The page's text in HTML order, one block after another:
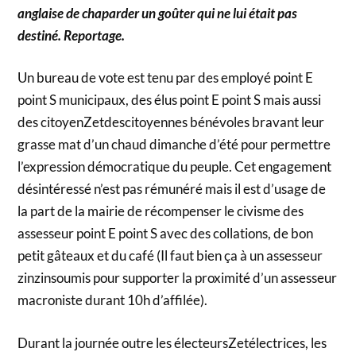
anglaise de chaparder un goûter qui ne lui était pas
destiné. Reportage.
Un bureau de vote est tenu par des employé point E
point S municipaux, des élus point E point S mais aussi
des citoyenZetdescitoyennes bénévoles bravant leur
grasse mat d’un chaud dimanche d’été pour permettre
l’expression démocratique du peuple. Cet engagement
désintéressé n’est pas rémunéré mais il est d’usage de
la part de la mairie de récompenser le civisme des
assesseur point E point S avec des collations, de bon
petit gâteaux et du café (Il faut bien ça à un assesseur
zinzinsoumis pour supporter la proximité d’un assesseur
macroniste durant 10h d’affilée).
Durant la journée outre les électeursZetélectrices, les